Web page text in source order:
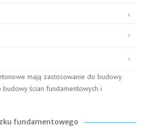
mają zastosowanie do budowy
ścian fundamentowych i
fundamentowego